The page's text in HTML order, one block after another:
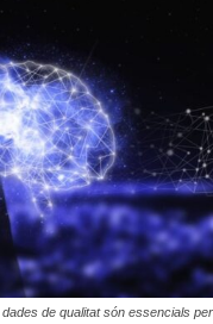
de qualitat són essencials per